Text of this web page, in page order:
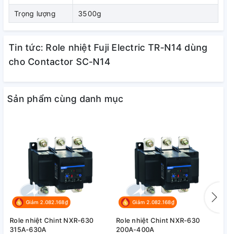
Mã
Role nhiệt Fuji Electric TR-
N14 dùng cho Contactor SC-
N14
TR-
N14
300 -
450
2
TR-
N14
Trọng lượng 3500g
Tin tức: Role nhiệt Fuji Electric TR-N14 dùng
cho Contactor SC-N14
Sản phẩm cùng danh mục
Giảm 2.082.168₫
Role nhiệt Chint NXR-630
315A-630A
Giảm 2.082.168₫
Role nhiệt Chint NXR-630
200A-400A